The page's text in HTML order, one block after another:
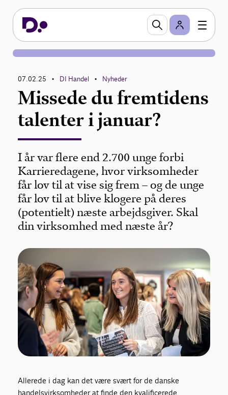
07.02.25 • DI Handel • Nyheder
Missede du fremtidens
talenter i januar?
I år var flere end 2.700 unge forbi
Karrieredagene, hvor virksomheder
får lov til at vise sig frem – og de unge
får lov til at blive klogere på deres
(potentielt) næste arbejdsgiver. Skal
din virksomhed med næste år?
Allerede i dag kan det være svært for de danske
handelsvirksomheder at finde den kvalificerede